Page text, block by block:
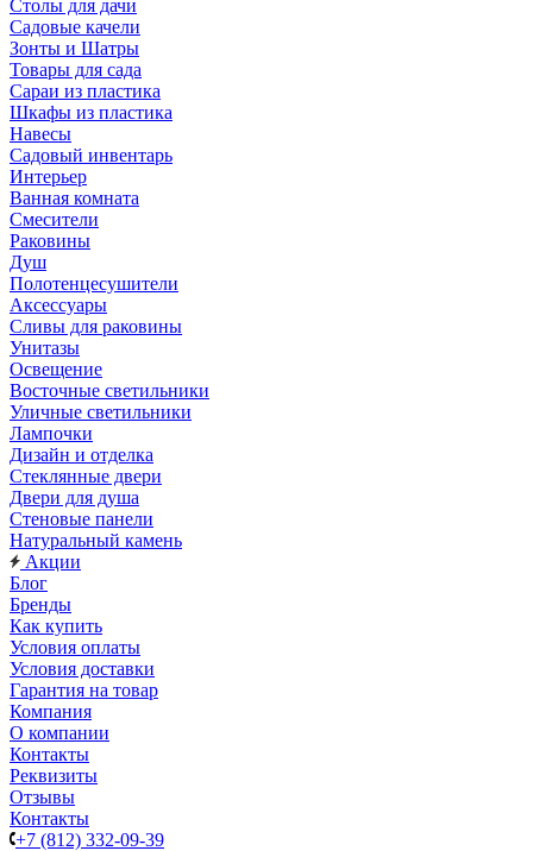
Столы для дачи
Садовые качели
Зонты и Шатры
Товары для сада
Сараи из пластика
Шкафы из пластика
Навесы
Садовый инвентарь
Интерьер
Ванная комната
Смесители
Раковины
Душ
Полотенцесушители
Аксессуары
Сливы для раковины
Унитазы
Освещение
Восточные светильники
Уличные светильники
Лампочки
Дизайн и отделка
Стеклянные двери
Двери для душа
Стеновые панели
Натуральный камень
Акции
Блог
Бренды
Как купить
Условия оплаты
Условия доставки
Гарантия на товар
Компания
О компании
Контакты
Реквизиты
Отзывы
Контакты
+7 (812) 332-09-39